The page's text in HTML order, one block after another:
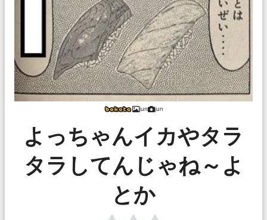
jun jun
よっちゃんイカやタラ
タラしてんじゃね～よ
とか